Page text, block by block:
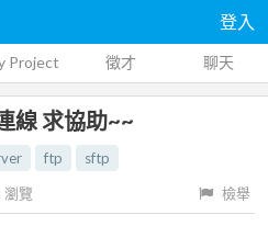
登入
Project 徵才 聊天
線 求協助~~
ftp
sftp
瀏覽 檢舉